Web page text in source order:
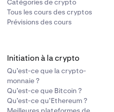
Catégories de crypto
Tous les cours des cryptos
Prévisions des cours
Initiation à la crypto
Qu’est-ce que la crypto-
monnaie ?
Qu’est-ce que Bitcoin ?
Qu’est-ce qu’Ethereum ?